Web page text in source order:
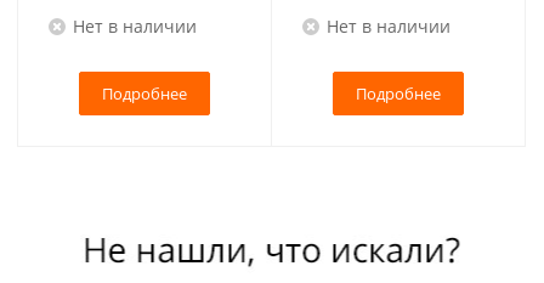
Нет в наличии
Подробнее
Нет в наличии
Подробнее